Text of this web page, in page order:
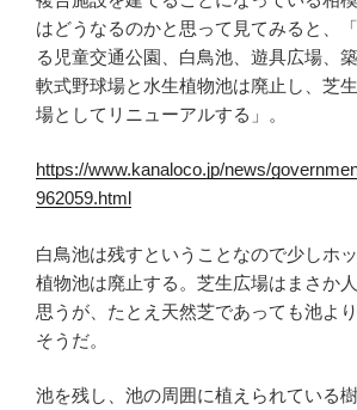
はどうなるのかと思って見てみると、
る児童交通公園、白鳥池、遊具広場、
軟式野球場と水生植物池は廃止し、芝
場としてリニューアルする」。
https://www.kanaloco.jp/news/
962059.html
白鳥池は残すということなので少しホ
植物池は廃止する。芝生広場はまさか
思うが、たとえ天然芝であっても池よ
そうだ。
池を残し、池の周囲に植えられている